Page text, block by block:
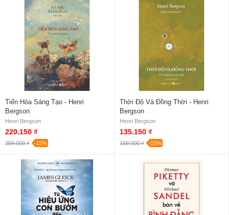
Tiến Hóa Sáng Tạo - Henri
Bergson
Henri Bergson
220.150 ₫
259.000 ₫ -15%
Thời Độ Và Đồng Thời - Henri
Bergson
Henri Bergson
135.150 ₫
159.000 ₫ -15%